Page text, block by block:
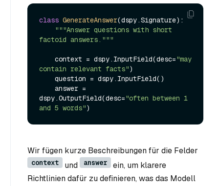
class GenerateAnswer(dspy.Signature):
"""Answer questions with short
factoid answers."""
    context = dspy.InputField(desc=
"may
contain relevant facts")
dspy.OutputField(desc="often between 1
and 5 words"
Wir fügen kurze Beschreibungen für die Felder
context und answer
ein, um klarere
Richtlinien dafür zu definieren, was das Modell